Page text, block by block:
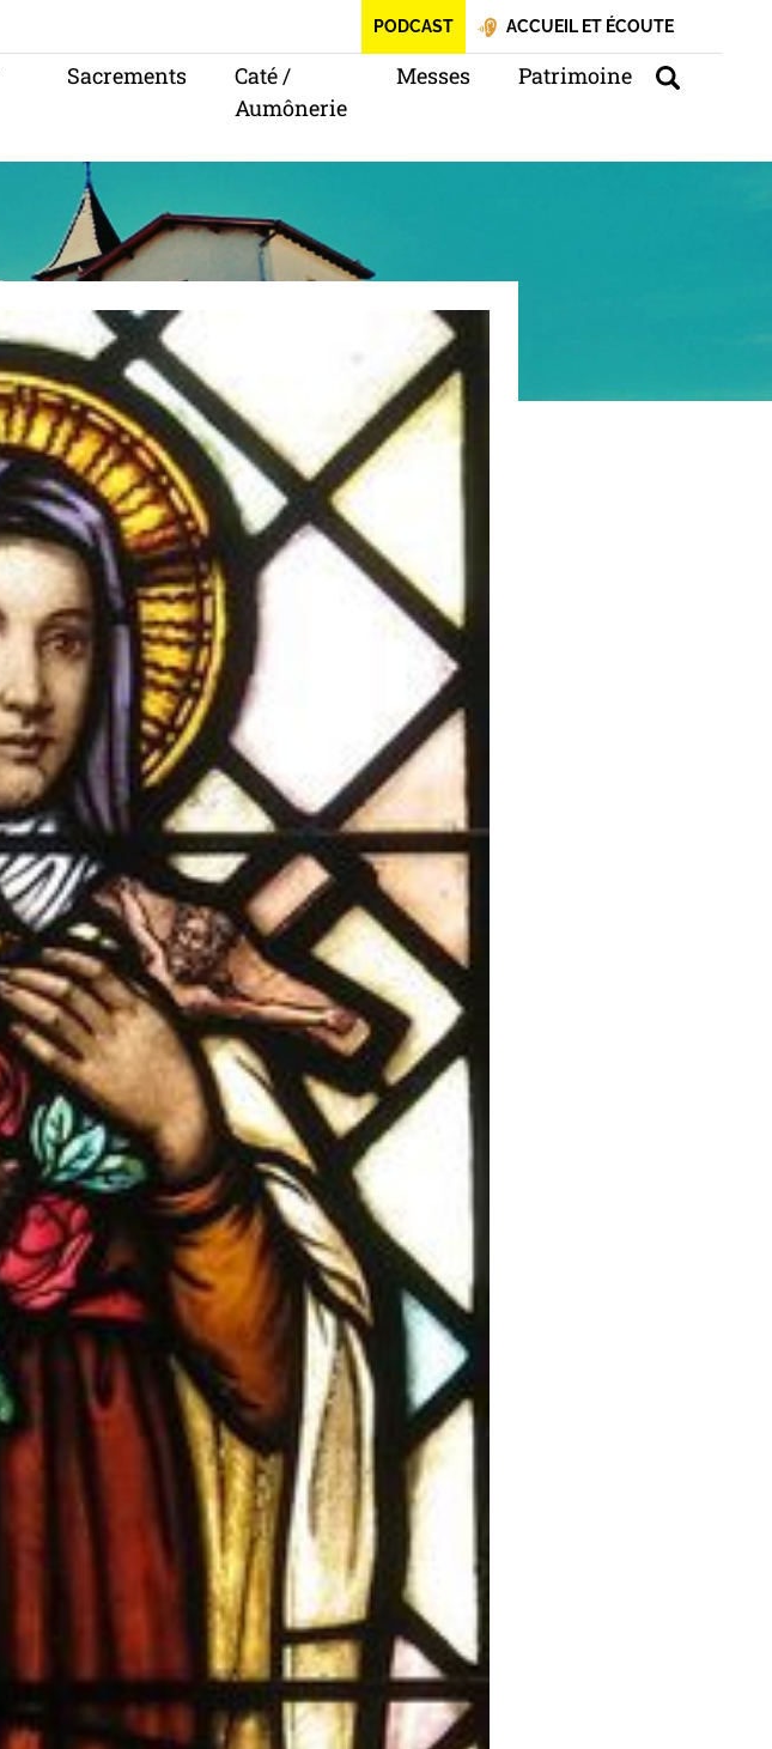
PODCAST ACCUEIL ET ÉCOUTE
Sacrements
Caté /
Aumônerie
Messes Patrimoine